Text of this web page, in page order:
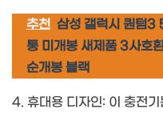
추천 삼성 갤럭시 퀀텀
통 미개봉 새제품 3사
순개봉 블랙
4. 휴대용 디자인: 이 충전